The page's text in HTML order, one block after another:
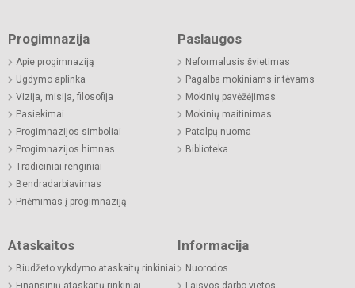
Progimnazija
Apie progimnaziją
Ugdymo aplinka
Vizija, misija, filosofija
Pasiekimai
Progimnazijos simboliai
Progimnazijos himnas
Tradiciniai renginiai
Bendradarbiavimas
Priėmimas į progimnaziją
Paslaugos
Neformalusis švietimas
Pagalba mokiniams ir tėvams
Mokinių pavėžėjimas
Mokinių maitinimas
Patalpų nuoma
Biblioteka
Ataskaitos
Biudžeto vykdymo ataskaitų rinkiniai
Finansinių ataskaitų rinkiniai
Informacija
Nuorodos
Laisvos darbo vietos